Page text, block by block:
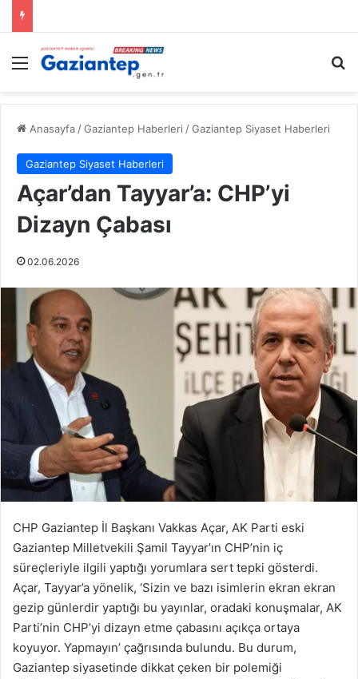
Menü
Anasayfa /Gaziantep Haberleri /Gaziantep Siyaset Haberleri
Gaziantep Siyaset Haberleri
Açar’dan Tayyar’a: CHP’yi
Dizayn Çabası
02.06.2026
CHP Gaziantep İl Başkanı Vakkas Açar, AK Parti eski
Gaziantep Milletvekili Şamil Tayyar’ın CHP’nin iç
süreçleriyle ilgili yaptığı yorumlara sert tepki gösterdi.
Açar, Tayyar’a yönelik, ‘Sizin ve bazı isimlerin ekran ekran
gezip günlerdir yaptığı bu yayınlar, oradaki konuşmalar, AK
Parti’nin CHP’yi dizayn etme çabasını açıkça ortaya
koyuyor. Yapmayın’ çağrısında bulundu. Bu durum,
Gaziantep siyasetinde dikkat çeken bir polemiği